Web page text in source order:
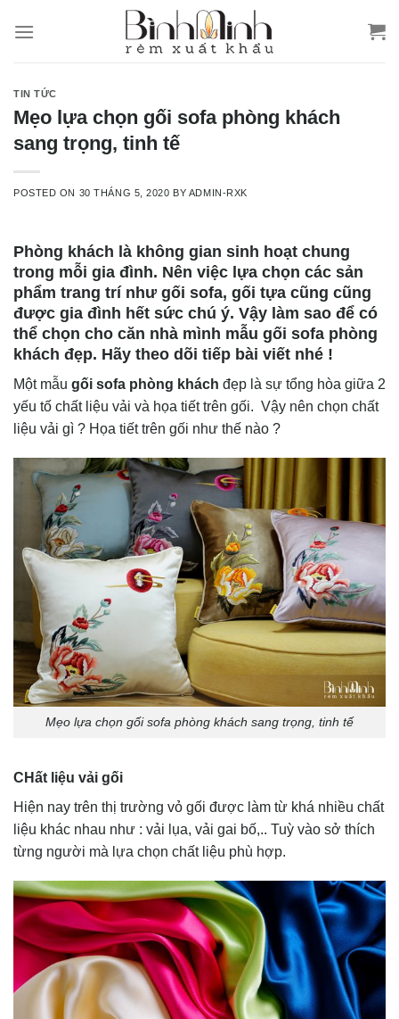
TIN TỨC
Mẹo lựa chọn gối sofa phòng khách
sang trọng, tinh tế
POSTED ON 30 THÁNG 5, 2020 BY ADMIN-RXK
Phòng khách là không gian sinh hoạt chung
trong mỗi gia đình. Nên việc lựa chọn các sản
phẩm trang trí như gối sofa, gối tựa cũng cũng
được gia đình hết sức chú ý. Vậy làm sao để có
thể chọn cho căn nhà mình mẫu gối sofa phòng
khách đẹp. Hãy theo dõi tiếp bài viết nhé !
Một mẫu gối sofa phòng khách đẹp là sự tổng hòa giữa 2
yếu tố chất liệu vải và họa tiết trên gối. Vậy nên chọn chất
liệu vải gì ? Họa tiết trên gối như thế nào ?
Mẹo lựa chọn gối sofa phòng khách sang trọng, tinh tế
CHất liệu vải gối
Hiện nay trên thị trường vỏ gối được làm từ khá nhiều chất
liệu khác nhau như : vải lụa, vải gai bố,.. Tuỳ vào sở thích
từng người mà lựa chọn chất liệu phù hợp.